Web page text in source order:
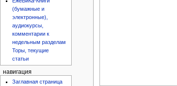
(бумажные и
электронные),
аудиокурсы,
комментарии к
недельным разделам
Торы, текущие
статьи
навигация
Заглавная страница